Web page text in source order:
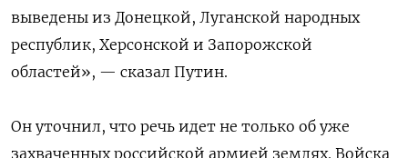
выведены из Донецкой, Луганской народных
республик, Херсонской и Запорожской
областей», — сказал Путин.
Он уточнил, что речь идет не только об уже
захваченных российской армией землях. Войска